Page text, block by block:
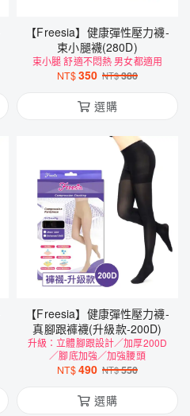
【Freesia】健康彈性壓力襪-
束小腿襪(280D)
束小腿 舒適不悶熱 男女都適用
NT$350 NT$380
選購
【Freesia】健康彈性壓力襪-
真腳跟褲襪(升級款-200D)
升級：立體腳跟設計／加厚200D
／腳底加強／加強腰頭
NT$490 NT$550
選購